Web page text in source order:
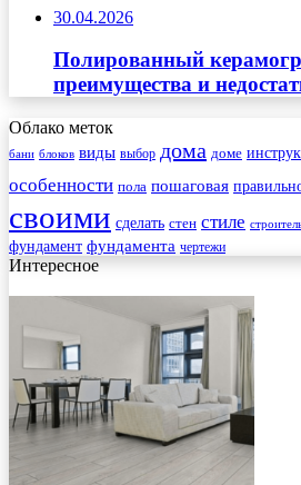
30.04.2026
Полированный
преимущества и
Облако меток
бани блоков виды выбор дома доме
особенности пола пошаговая
своими сделать стен стиле
фундамент фундамента чертежи
Интересное